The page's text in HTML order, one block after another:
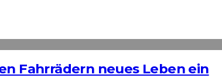
Fahrrädern neues Leben ein